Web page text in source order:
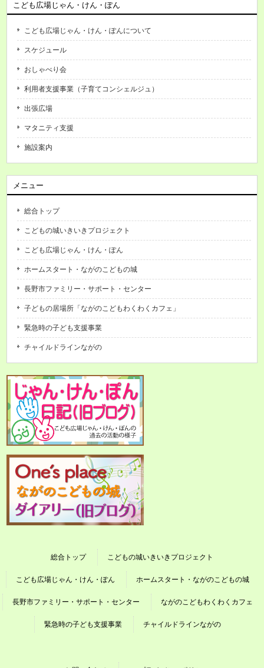
こども広場じゃん・けん・ぽん
こども広場じゃん・けん・ぽんについて
スケジュール
おしゃべり会
利用者支援事業（子育てコンシェルジュ）
出張広場
マタニティ支援
施設案内
メニュー
総合トップ
こどもの城いきいきプロジェクト
こども広場じゃん・けん・ぽん
ホームスタート・ながのこどもの城
長野市ファミリー・サポート・センター
子どもの居場所「ながのこどもわくわくカフェ」
緊急時の子ども支援事業
チャイルドラインながの
総合トップ こどもの城いきいきプロジェクト
こども広場じゃん・けん・ぽん ホームスタート・ながのこどもの城
長野市ファミリー・サポート・センター ながのこどもわくわくカフェ
緊急時の子ども支援事業 チャイルドラインながの